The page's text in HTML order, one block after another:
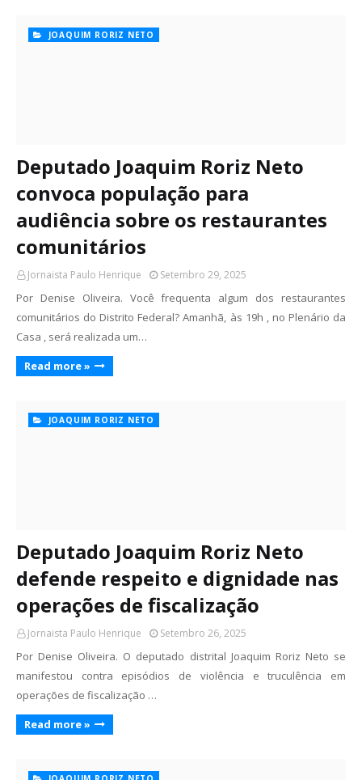
JOAQUIM RORIZ NETO
Deputado Joaquim Roriz Neto
convoca população para
audiência sobre os restaurantes
comunitários
Jornaista Paulo Henrique Setembro 29, 2025
Por Denise Oliveira. Você frequenta algum dos restaurantes
comunitários do Distrito Federal? Amanhã, às 19h , no Plenário da
Casa , será realizada um…
Read more »
JOAQUIM RORIZ NETO
Deputado Joaquim Roriz Neto
defende respeito e dignidade nas
operações de fiscalização
Jornaista Paulo Henrique Setembro 26, 2025
Por Denise Oliveira. O deputado distrital Joaquim Roriz Neto se
manifestou contra episódios de violência e truculência em
operações de fiscalização …
Read more »